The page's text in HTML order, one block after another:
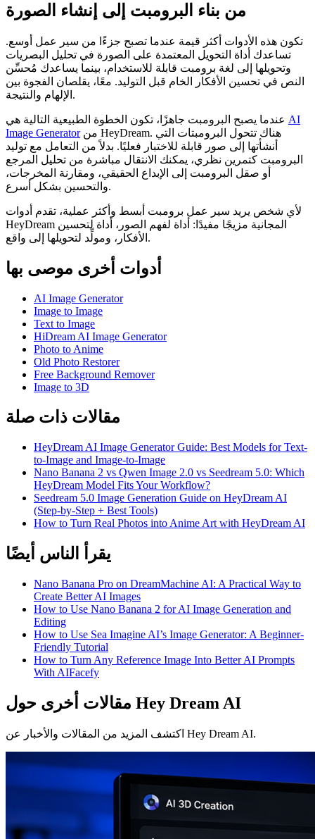
من بناء البرومبت إلى إنشاء الصورة
تكون هذه الأدوات أكثر قيمة عندما تصبح جزءًا من سير عمل أوسع.
تساعدك أداة التحويل المعتمدة على الصورة في تحليل البصريات
وتحويلها إلى لغة برومبت قابلة للاستخدام، بينما يساعدك مُحسِّن
النص في تحسين الأفكار الخام قبل التوليد. معًا، يقلصان الفجوة بين
الإلهام والنتيجة.
AI
Image Generatorمن HeyDream. هناك تتحول البرومبتات التي
أنشأتها إلى صور قابلة للاختبار فعليًا. بدلاً من التعامل مع توليد
البرومبت كتمرين نظري، يمكنك الانتقال مباشرة من تحليل المرجع
أو صقل البرومبت إلى الإبداع الحقيقي، ومقارنة المخرجات،
والتحسين بشكل أسرع.
لأي شخص يريد سير عمل برومبت أبسط وأكثر عملية، تقدم أدوات
HeyDream المجانية مزيجًا مفيدًا: أداة لفهم الصور، أداة لتحسين
الأفكار، ومولِّد لتحويلها إلى واقع.
أدوات أخرى موصى بها
AI Image Generator
Image to Image
Text to Image
HiDream AI Image Generator
Photo to Anime
Old Photo Restorer
Free Background Remover
Image to 3D
مقالات ذات صلة
HeyDream AI Image Generator Guide: Best Models for Text-
to-Image and Image-to-Image
Nano Banana 2 vs Qwen Image 2.0 vs Seedream 5.0: Which
HeyDream Model Fits Your Workflow?
Seedream 5.0 Image Generation Guide on HeyDream AI
(Step-by-Step + Best Tools)
How to Turn Real Photos into Anime Art with HeyDream AI
يقرأ الناس أيضًا
Nano Banana Pro on DreamMachine AI: A Practical Way to
Create Better AI Images
How to Use Nano Banana 2 for AI Image Generation and
Editing
How to Use Sea Imagine AI’s Image Generator: A Beginner-
Friendly Tutorial
How to Turn Any Reference Image Into Better AI Prompts
With AIFacefy
مقالات أخرى حول Hey Dream AI
اكتشف المزيد من المقالات والأخبار عن Hey Dream AI.